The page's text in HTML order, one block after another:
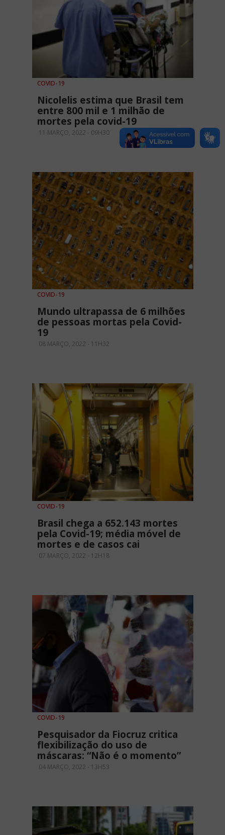
COVID-19
Nicolelis estima que Brasil tem
entre 800 mil e 1 milhão de
mortes pela covid-19
11 MARÇO, 2022 - 09H30
COVID-19
Mundo ultrapassa de 6 milhões
de pessoas mortas pela Covid-
19
08 MARÇO, 2022 - 11H32
COVID-19
Brasil chega a 652.143 mortes
pela Covid-19; média móvel de
mortes e de casos cai
07 MARÇO, 2022 - 12H18
COVID-19
Pesquisador da Fiocruz critica
flexibilização do uso de
máscaras: “Não é o momento”
04 MARÇO, 2022 - 13H53